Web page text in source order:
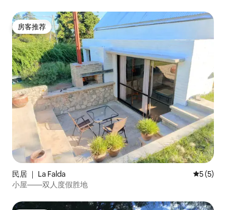
房客推荐
房客推荐
民居 ｜ La Falda 平均评分
5 (5)
小屋——双人度假胜地